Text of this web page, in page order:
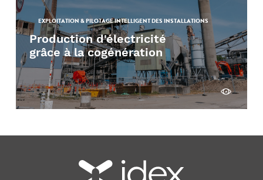
EXPLOITATION & PILOTAGE INTELLIGENT DES INSTALLATIONS
Production d'électricité
grâce à la cogénération
Découvrir